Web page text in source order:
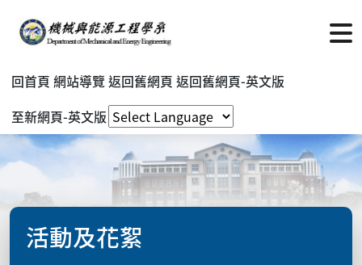
回首頁 網站導覽返回舊網頁 返回舊網頁-英文版
至新網頁-英文版
活動及花絮